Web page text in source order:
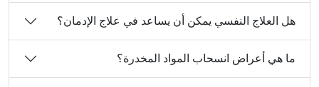
هل العلاج النفسي يمكن أن يساعد في علاج الإدمان؟
ما هي أعراض انسحاب المواد المخدرة؟